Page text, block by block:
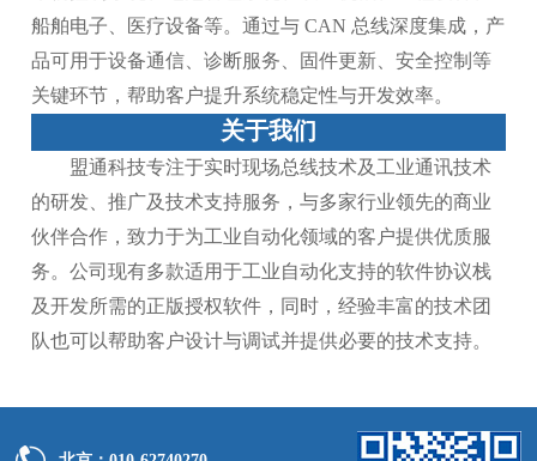
船舶电子、医疗设备等。通过与 CAN 总线深度集成，产
品可用于设备通信、诊断服务、固件更新、安全控制等
关键环节，帮助客户提升系统稳定性与开发效率。
关于我们
盟通科技专注于实时现场总线技术及工业通讯技术
的研发、推广及技术支持服务，与多家行业领先的商业
伙伴合作，致力于为工业自动化领域的客户提供优质服
务。公司现有多款适用于工业自动化支持的软件协议栈
及开发所需的正版授权软件，同时，经验丰富的技术团
队也可以帮助客户设计与调试并提供必要的技术支持。